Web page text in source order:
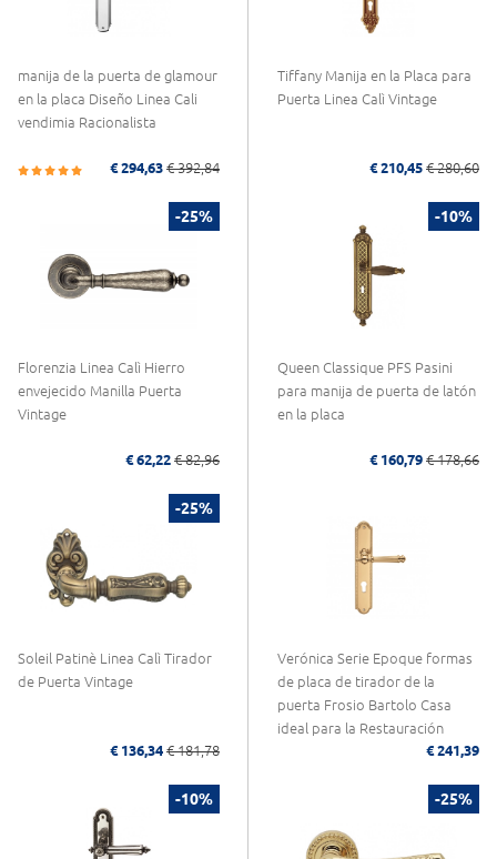
manija de la puerta de glamour
en la placa Diseño Linea Cali
vendimia Racionalista
€ 294,63 € 392,84
Tiffany Manija en la Placa para
Puerta Linea Calì Vintage
€ 210,45 € 280,60
-25%
Florenzia Linea Calì Hierro
envejecido Manilla Puerta
Vintage
€ 62,22 € 82,96
-10%
Queen Classique PFS Pasini
para manija de puerta de latón
en la placa
€ 160,79 € 178,66
-25%
Soleil Patinè Linea Calì Tirador
de Puerta Vintage
€ 136,34 € 181,78
Verónica Serie Epoque formas
de placa de tirador de la
puerta Frosio Bartolo Casa
ideal para la Restauración
€ 241,39
-10% -25%